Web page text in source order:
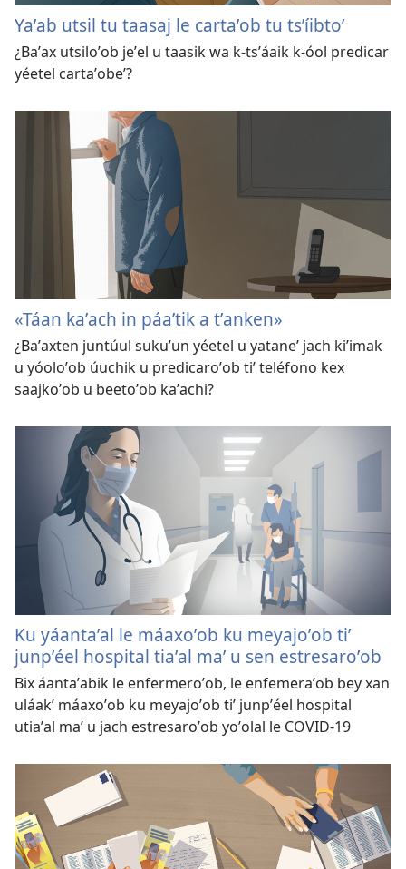
Yaʼab utsil tu taasaj le cartaʼob tu tsʼíibtoʼ
¿Baʼax utsiloʼob jeʼel u taasik wa k-tsʼáaik k-óol predicar
yéetel cartaʼobeʼ?
«Táan kaʼach in páaʼtik a tʼanken»
¿Baʼaxten juntúul sukuʼun yéetel u yataneʼ jach kiʼimak
u yóoloʼob úuchik u predicaroʼob tiʼ teléfono kex
saajkoʼob u beetoʼob kaʼachi?
Ku yáantaʼal le máaxoʼob ku meyajoʼob tiʼ
junpʼéel hospital tiaʼal maʼ u sen estresaroʼob
Bix áantaʼabik le enfermeroʼob, le enfemeraʼob bey xan
uláakʼ máaxoʼob ku meyajoʼob tiʼ junpʼéel hospital
utiaʼal maʼ u jach estresaroʼob yoʼolal le COVID-19